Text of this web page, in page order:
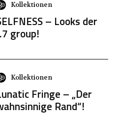
Kollektionen
– Looks der
group!
Kollektionen
Fringe – „Der
Rand“!